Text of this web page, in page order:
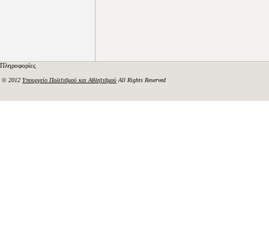
Πληροφορίες
© 2012 Υπουργείο Πολιτισμού και Αθλητισμού All Rights Reserved